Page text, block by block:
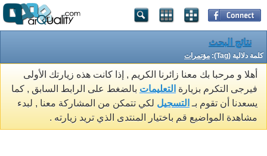
نتائج البحث
كلمة دلالية (Tag): مؤتمرات
أهلا و مرحبا بك معنا زائرنا الكريم , إذا كانت هذه زيارتك الأولى
فيرجى التكرم بزيارة التعليمات بالضغط على الرابط السابق , كما
يسعدنا أن تقوم بـ التسجيل لكي تتمكن من المشاركة معنا , لبدء
مشاهدة المواضيع قم باختيار المنتدى الذي تريد زيارته .